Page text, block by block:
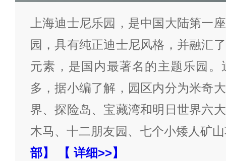
上海迪士尼乐园，是中国大陆第一
园，具有纯正迪士尼风格，并融汇
元素，是国内最著名的主题乐园
多，据小编了解，园区内分为米奇
界、探险岛、宝藏湾和明日世界六
木马、十二朋友园、七个小矮人矿
部】
【 详细>>】